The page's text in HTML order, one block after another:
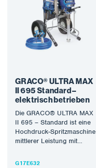
GRACO® ULTRA MAX
II 695 Standard –
elektrisch betrieben
Die GRACO® ULTRA MAX
II 695 – Standard ist eine
Hochdruck-Spritzmaschine
mittlerer Leistung mit
Top-Ausstattung, die für…
G17E632